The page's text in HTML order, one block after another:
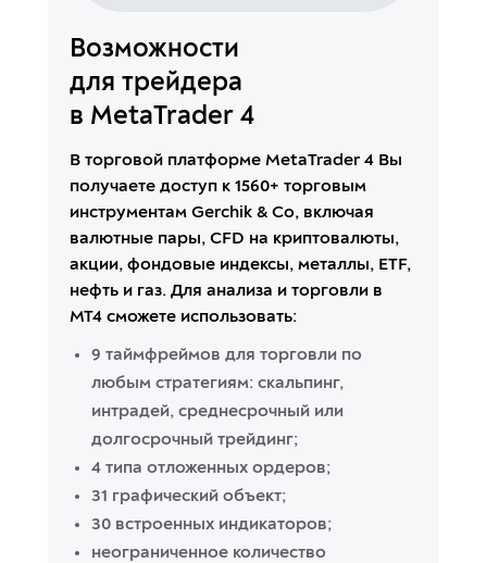
Возможности
для трейдера
в MetaTrader 4
В торговой платформе MеtaTrader 4 Вы
получаете доступ к 1560+ торговым
инструментам Gerchik & Co, включая
валютные пары, CFD на криптовалюты,
акции, фондовые индексы, металлы, ЕTF,
нефть и газ. Для анализа и торговли в
МТ4 сможете использовать:
9 таймфреймов для торговли по
любым стратегиям: скальпинг,
интрадей, среднесрочный или
долгосрочный трейдинг;
4 типа отложенных ордеров;
31 графический объект;
30 встроенных индикаторов;
неограниченное количество